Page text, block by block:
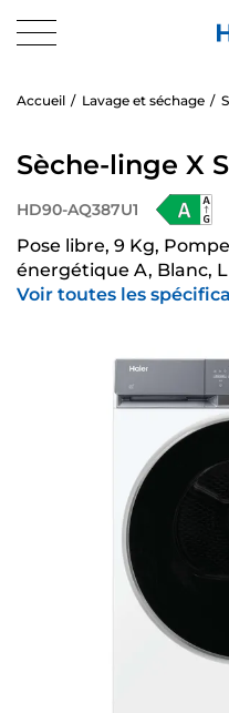
Accueil Lavage et séchage
Sèche-linge X
HD90-AQ387U1
Pose libre, 9 Kg,
énergétique A, Blanc,
Voir toutes les